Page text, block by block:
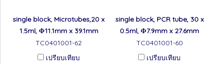
single block, Microtubes,20 x
1.5ml, Φ11.1mm x 39.1mm
TC0401001-62
เปรียบเทียบ
single block, PCR tube, 30 x
0.5ml, Φ7.9mm x 27.6mm
TC0401001-60
เปรียบเทียบ